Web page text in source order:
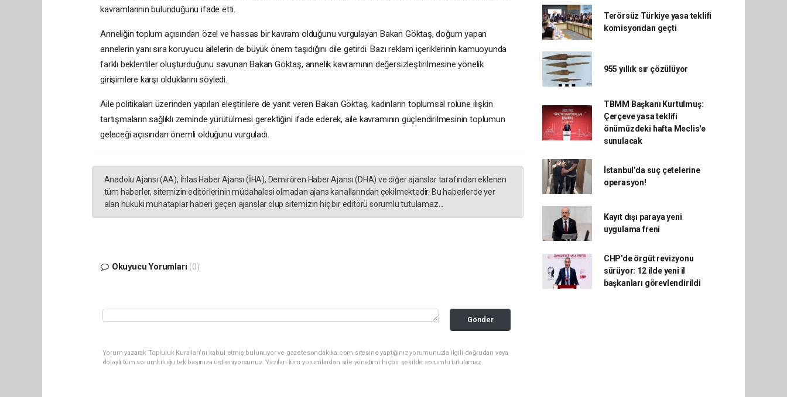
kavramlarının bulunduğunu ifade etti.
Anneliğin toplum açısından özel ve hassas bir kavram olduğunu vurgulayan Bakan Göktaş, doğum yapan
annelerin yanı sıra koruyucu ailelerin de büyük önem taşıdığını dile getirdi. Bazı reklam içeriklerinin kamuoyunda
farklı beklentiler oluşturduğunu savunan Bakan Göktaş, annelik kavramının değersizleştirilmesine yönelik
girişimlere karşı olduklarını söyledi.
Aile politikaları üzerinden yapılan eleştirilere de yanıt veren Bakan Göktaş, kadınların toplumsal rolüne ilişkin
tartışmaların sağlıklı zeminde yürütülmesi gerektiğini ifade ederek, aile kavramının güçlendirilmesinin toplumun
geleceği açısından önemli olduğunu vurguladı.
Anadolu Ajansı (AA), İhlas Haber Ajansı (İHA), Demirören Haber Ajansı (DHA) ve diğer ajanslar tarafından eklenen
tüm haberler, sitemizin editörlerinin müdahalesi olmadan ajans kanallarından çekilmektedir. Bu haberlerde yer
alan hukuki muhataplar haberi geçen ajanslar olup sitemizin hiç bir editörü sorumlu tutulamaz...
Okuyucu Yorumları (0)
Gönder
Yorum yazarak Topluluk Kuralları’nı kabul etmiş bulunuyor ve gazetesondakika.com sitesine yaptığınız yorumunuzla ilgili doğrudan veya
dolaylı tüm sorumluluğu tek başınıza üstleniyorsunuz. Yazılan tüm yorumlardan site yönetimi hiçbir şekilde sorumlu tutulamaz.
Terörsüz Türkiye yasa teklifi
komisyondan geçti
955 yıllık sır çözülüyor
TBMM Başkanı Kurtulmuş:
Çerçeve yasa teklifi
önümüzdeki hafta Meclis'e
sunulacak
İstanbul’da suç çetelerine
operasyon!
Kayıt dışı paraya yeni
uygulama freni
CHP'de örgüt revizyonu
sürüyor: 12 ilde yeni il
başkanları görevlendirildi